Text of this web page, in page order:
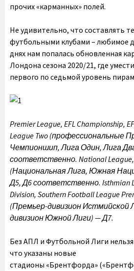
прочих «карманных» полей.
Не удивительно, что составлять
футбольными клубами – любимое
днях нам попалась обновленная
Лондона сезона 2020/21, где
первого по седьмой уровень
Premier League, EFL Championship,
League Two (профессиональные
Чемпионшип, Лига Один, Лига
соответственно. National
(Национальная Лига, Южная
Д5, Д6 соответственно. Isthmian
Division, Southern Football League
(Премьер-дивизион Истмийской
дивизион Южной Лиги) — Д7.
Без АПЛ и Футбольной Лиги
что указаны новые
стадионы «Брентфорда»